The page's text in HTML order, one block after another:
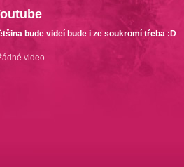
bude videí bude i ze soukromí třeba :D
video.